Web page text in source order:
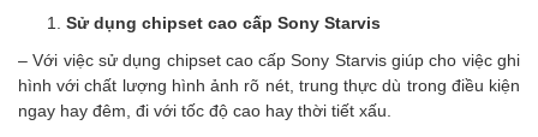
Sử dụng chipset cao cấp Sony Starvis
– Với việc sử dụng chipset cao cấp Sony Starvis giúp cho việc ghi
hình với chất lượng hình ảnh rõ nét, trung thực dù trong điều kiện
ngay hay đêm, đi với tốc độ cao hay thời tiết xấu.